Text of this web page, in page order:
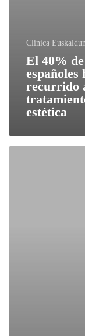
Clinica
El 40%
españoles
recurrido
estética